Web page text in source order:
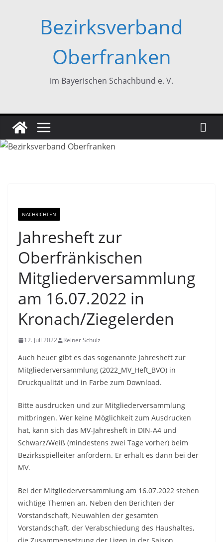
Bezirksverband
Oberfranken
im Bayerischen Schachbund e. V.
NACHRICHTEN
Jahresheft zur
Oberfränkischen
Mitgliederversammlung
am 16.07.2022 in
Kronach/Ziegelerden
12. Juli 2022 Reiner Schulz
Auch heuer gibt es das sogenannte Jahresheft zur
Mitgliederversammlung (2022_MV_Heft_BVO) in
Druckqualität und in Farbe zum Download.
Bitte ausdrucken und zur Mitgliederversammlung
mitbringen. Wer keine Möglichkeit zum Ausdrucken
hat, kann sich das MV-Jahresheft in DIN-A4 und
Schwarz/Weiß (mindestens zwei Tage vorher) beim
Bezirksspielleiter anfordern. Er erhält es dann bei der
MV.
Bei der Mitgliederversammlung am 16.07.2022 stehen
wichtige Themen an. Neben den Berichten der
Vorstandschaft, Neuwahlen der gesamten
Vorstandschaft, der Verabschiedung des Haushaltes,